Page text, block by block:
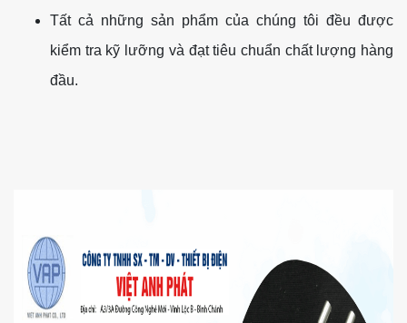
Tất cả những sản phẩm của chúng tôi đều được
kiểm tra kỹ lưỡng và đạt tiêu chuẩn chất lượng hàng
đầu.